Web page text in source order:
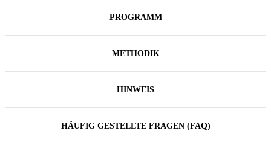
PROGRAMM
METHODIK
HINWEIS
HÄUFIG GESTELLTE FRAGEN (FAQ)